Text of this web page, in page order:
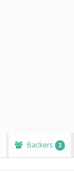
Backers 3